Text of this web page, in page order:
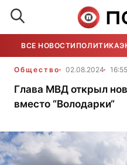
ВСЕ НОВОСТИ ПОЛИТИКА
Общество 02.08.2024 16:55
Глава МВД открыл
вместо “Володарки“